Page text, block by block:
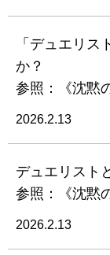
「デュエリ
か？
参照：《沈黙
2026.2.13
デュエリスト
参照：《沈黙
2026.2.13